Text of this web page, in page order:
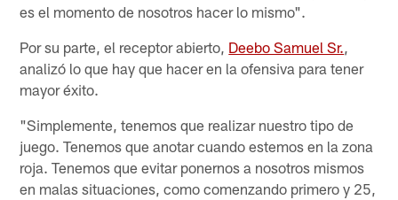
es el momento de nosotros hacer lo mismo".
Por su parte, el receptor abierto, Deebo Samuel Sr.
analizó lo que hay que hacer en la ofensiva para tener
mayor éxito.
"Simplemente, tenemos que realizar nuestro tipo de
juego. Tenemos que anotar cuando estemos en la zona
roja. Tenemos que evitar ponernos a nosotros mismos
en malas situaciones, como comenzando primero y 25,